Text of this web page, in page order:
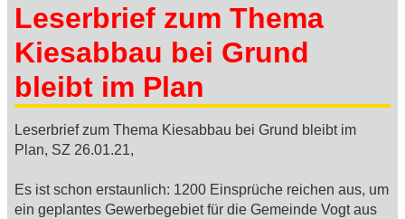
Leserbrief zum Thema
Kiesabbau bei Grund
bleibt im Plan
Leserbrief zum Thema Kiesabbau bei Grund bleibt im
Plan, SZ 26.01.21,
Es ist schon erstaunlich: 1200 Einsprüche reichen aus, um
ein geplantes Gewerbegebiet für die Gemeinde Vogt aus